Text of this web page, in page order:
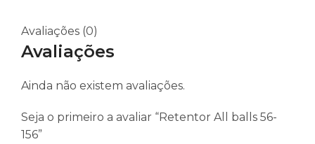
Avaliações (0)
Avaliações
Ainda não existem avaliações.
Seja o primeiro a avaliar “Retentor All balls 56-
156”